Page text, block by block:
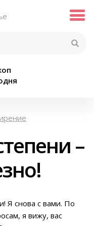
–
Я снова с вами. По
я вижу, вас